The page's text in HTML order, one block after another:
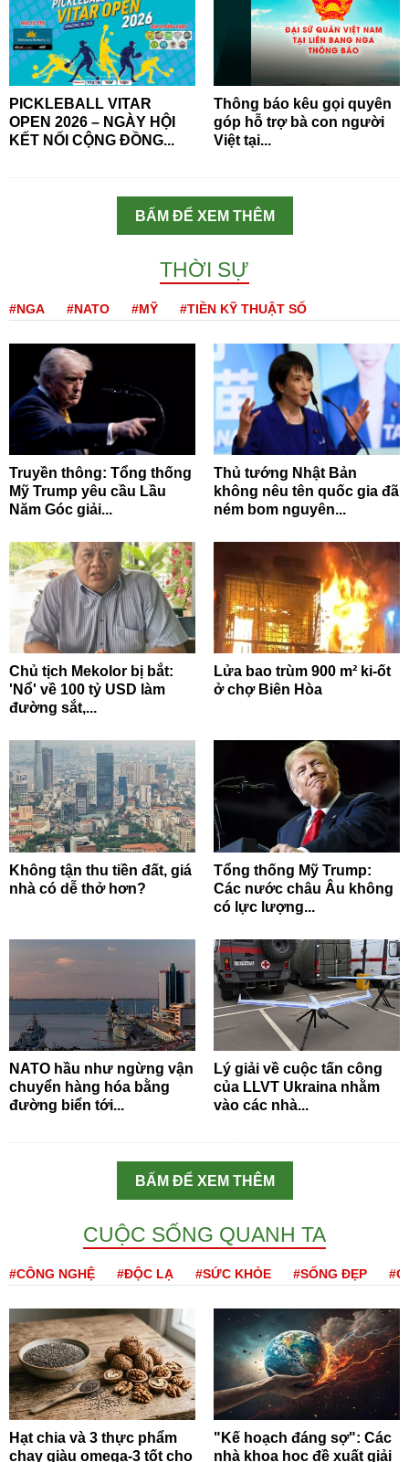
PICKLEBALL VITAR
OPEN 2026 – NGÀY HỘI
KẾT NỐI CỘNG ĐỒNG...
Thông báo kêu gọi quyên
góp hỗ trợ bà con người
Việt tại...
BẤM ĐỂ XEM THÊM
THỜI SỰ
#NGA #NATO #MỸ #TIỀN KỸ THUẬT SỐ
Truyền thông: Tổng thống
Mỹ Trump yêu cầu Lầu
Năm Góc giải...
Thủ tướng Nhật Bản
không nêu tên quốc gia đã
ném bom nguyên...
Chủ tịch Mekolor bị bắt:
'Nổ' về 100 tỷ USD làm
đường sắt,...
Lửa bao trùm 900 m² ki-ốt
ở chợ Biên Hòa
Không tận thu tiền đất, giá
nhà có dễ thở hơn?
Tổng thống Mỹ Trump:
Các nước châu Âu không
có lực lượng...
NATO hầu như ngừng vận
chuyển hàng hóa bằng
đường biển tới...
Lý giải về cuộc tấn công
của LLVT Ukraina nhằm
vào các nhà...
BẤM ĐỂ XEM THÊM
CUỘC SỐNG QUANH TA
#CÔNG NGHỆ #ĐỘC LẠ #SỨC KHỎE #SỐNG ĐẸP
Hạt chia và 3 thực phẩm
chay giàu omega-3 tốt cho
"Kế hoạch đáng sợ": Các
nhà khoa học đề xuất giải